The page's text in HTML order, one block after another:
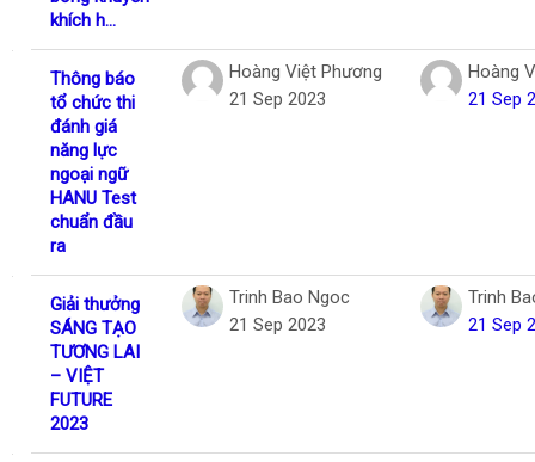
khích h...
Thông báo
tổ chức thi
đánh giá
năng lực
ngoại ngữ
HANU Test
chuẩn đầu
ra
Hoàng Việt Phương
21 Sep 2023
Hoàng
21 Sep
Giải thưởng
SÁNG TẠO
TƯƠNG LAI
– VIỆT
FUTURE
2023
Trinh Bao Ngoc
21 Sep 2023
Trinh
21 Sep